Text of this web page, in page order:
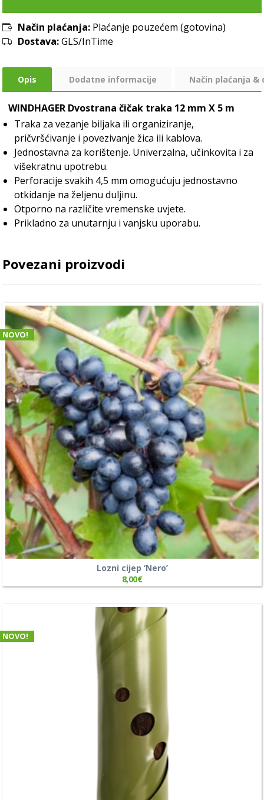
Način plaćanja: Plaćanje pouzećem (gotovina)
Dostava:GLS/InTime
Opis Dodatne informacije Način plaćanja &
WINDHAGER Dvostrana čičak traka 12 mm X 5 m
Traka za vezanje biljaka ili organiziranje,
pričvršćivanje i povezivanje žica ili kablova.
Jednostavna za korištenje. Univerzalna, učinkovita i za
višekratnu upotrebu.
Perforacije svakih 4,5 mm omogućuju jednostavno
otkidanje na željenu duljinu.
Otporno na različite vremenske uvjete.
Prikladno za unutarnju i vanjsku uporabu.
Povezani proizvodi
NOVO!
Lozni cijep ‘Nero’
8,00€
NOVO!